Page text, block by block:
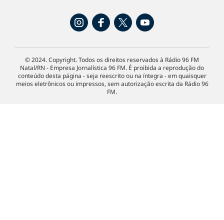
© 2024. Copyright. Todos os direitos reservados à Rádio 96 FM
Natal/RN - Empresa Jornalística 96 FM. É proibida a reprodução do
conteúdo desta página - seja reescrito ou na íntegra - em quaisquer
meios eletrônicos ou impressos, sem autorização escrita da Rádio 96
FM.